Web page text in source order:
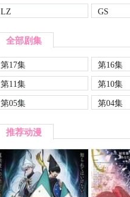
LZ
GS
全部剧集
第17集 第16集
第11集
第10集
第05集
第04集
推荐动漫